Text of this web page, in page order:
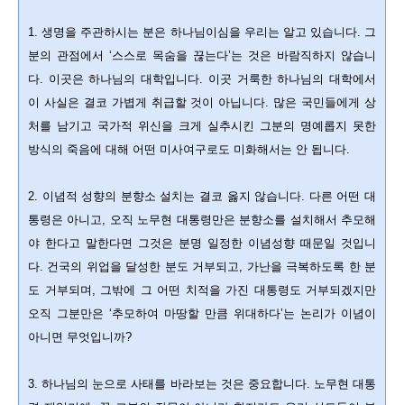
1. 생명을 주관하시는 분은 하나님이심을 우리는 알고 있습니다. 그
분의 관점에서 ‘스스로 목숨을 끊는다’는 것은 바람직하지 않습니
다. 이곳은 하나님의 대학입니다. 이곳 거룩한 하나님의 대학에서
이 사실은 결코 가볍게 취급할 것이 아닙니다. 많은 국민들에게 상
처를 남기고 국가적 위신을 크게 실추시킨 그분의 명예롭지 못한
방식의 죽음에 대해 어떤 미사여구로도 미화해서는 안 됩니다.
2. 이념적 성향의 분향소 설치는 결코 옳지 않습니다. 다른 어떤 대
통령은 아니고, 오직 노무현 대통령만은 분향소를 설치해서 추모해
야 한다고 말한다면 그것은 분명 일정한 이념성향 때문일 것입니
다. 건국의 위업을 달성한 분도 거부되고, 가난을 극복하도록 한 분
도 거부되며, 그밖에 그 어떤 치적을 가진 대통령도 거부되겠지만
오직 그분만은 ‘추모하여 마땅할 만큼 위대하다’는 논리가 이념이
아니면 무엇입니까?
3. 하나님의 눈으로 사태를 바라보는 것은 중요합니다. 노무현 대통